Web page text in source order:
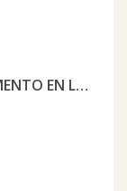
EXCELENTE PROYECTO DE APARTAMENTO EN LA JULIA